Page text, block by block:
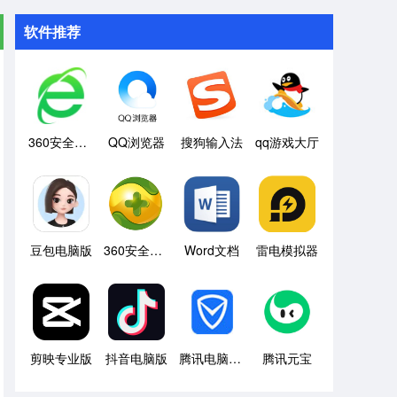
软件推荐
360安全浏览器 QQ浏览器 搜狗输入法 qq游戏大厅
豆包电脑版 360安全卫士 Word文档 雷电模拟器
剪映专业版 抖音电脑版 腾讯电脑管家 腾讯元宝